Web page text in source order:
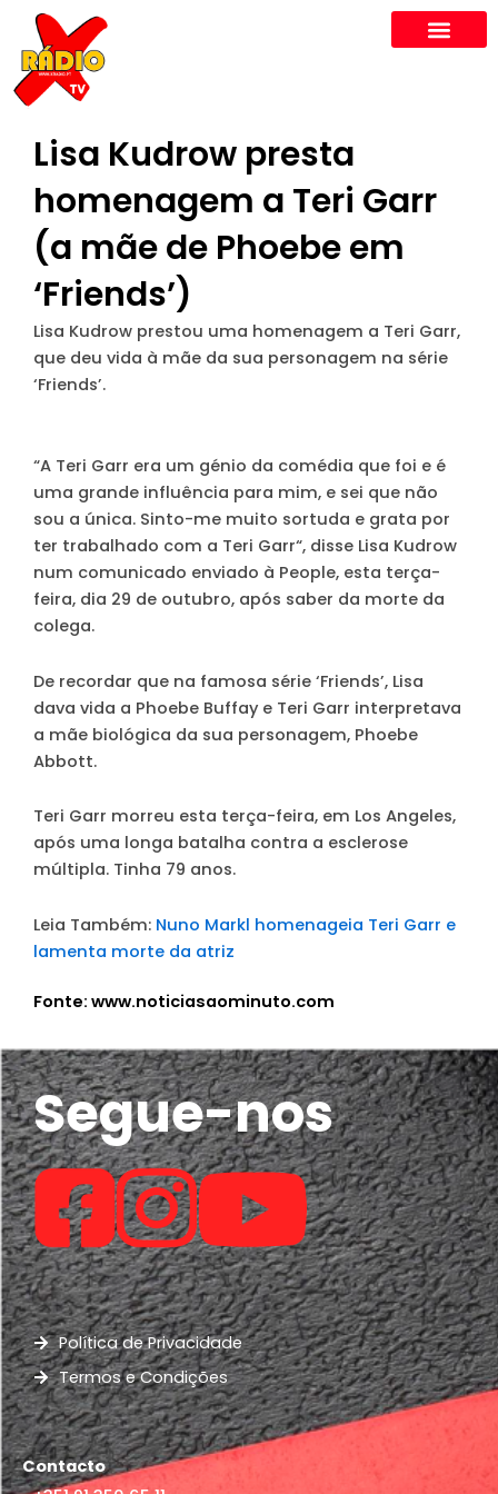
content
Lisa Kudrow presta
homenagem a Teri Garr
(a mãe de Phoebe em
‘Friends’)
Lisa Kudrow prestou uma homenagem a Teri Garr,
que deu vida à mãe da sua personagem na série
‘Friends’.
“A Teri Garr era um génio da comédia que foi e é
uma grande influência para mim, e sei que não
sou a única. Sinto-me muito sortuda e grata por
ter trabalhado com a Teri Garr“, disse Lisa Kudrow
num comunicado enviado à People, esta terça-
feira, dia 29 de outubro, após saber da morte da
colega.
De recordar que na famosa série ‘Friends’, Lisa
dava vida a Phoebe Buffay e Teri Garr interpretava
a mãe biológica da sua personagem, Phoebe
Abbott.
Teri Garr morreu esta terça-feira, em Los Angeles,
após uma longa batalha contra a esclerose
múltipla. Tinha 79 anos.
Leia Também: Nuno Markl homenageia Teri Garr e
lamenta morte da atriz
Fonte: www.noticiasaominuto.com
Segue-nos
Política de Privacidade
Termos e Condições
Contacto